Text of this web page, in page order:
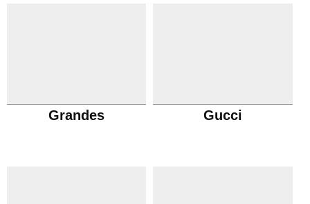
Grandes Gucci